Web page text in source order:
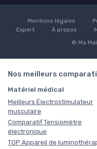
Mentions légales
Expert
À propos
© Ma
Nos meilleurs
Matériel médical
Meilleurs Électrostimulateur
musculaire
Comparatif Tensiomètre
électronique
TOP Appareil de